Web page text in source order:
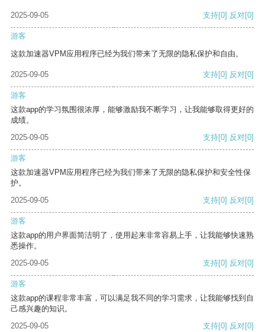
2025-09-05 支持[0] 反对[0]
游客
这款加速器VPM应用程序已经为我们带来了无限的隐私保护和自由。
2025-09-05 支持[0] 反对[0]
游客
这款app的学习氛围很浓厚，能够激励我不断学习，让我能够取得更好的
成绩。
2025-09-05
支持[0] 反对[0]
游客
这款加速器VPM应用程序已经为我们带来了无限的隐私保护和安全性保
护。
2025-09-05
支持[0] 反对[0]
游客
这款app的用户界面简洁明了，使用起来非常容易上手，让我能够快速熟
悉操作。
2025-09-05
支持[0] 反对[0]
游客
这款app的课程非常丰富，可以满足我不同的学习需求，让我能够找到自
己感兴趣的知识。
2025-09-05
支持[0] 反对[0]